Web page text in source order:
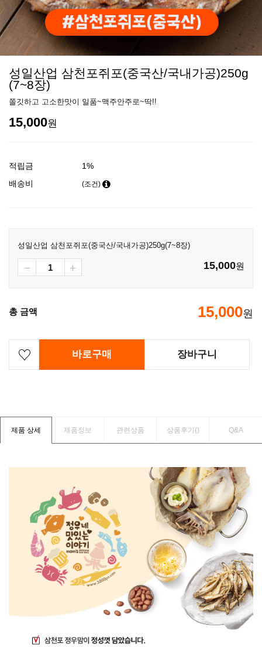
성일산업 삼천포쥐포(중국산/국내가공)250g
(7~8장)
쫄깃하고 고소한맛이 일품~맥주안주로~딱!!
15,000원
적립금
1%
배송비
(조건)
성일산업 삼천포쥐포(중국산/국내가공)250g(7~8장)
15,000원
총 금액 15,000원
바로구매 장바구니
제품 상세 제품정보 관련상품 상품후기() Q&A